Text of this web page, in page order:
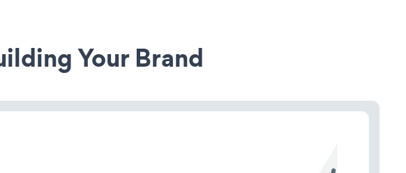
Your Brand